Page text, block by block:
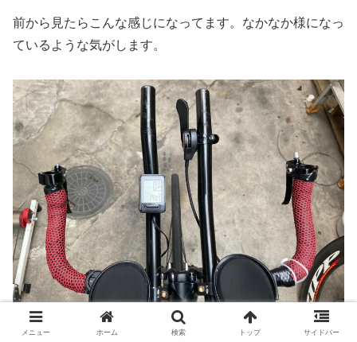
前から見たらこんな感じになってます。なかなか様になっ
ているような気がします。
メニュー ホーム 検索 トップ サイドバー